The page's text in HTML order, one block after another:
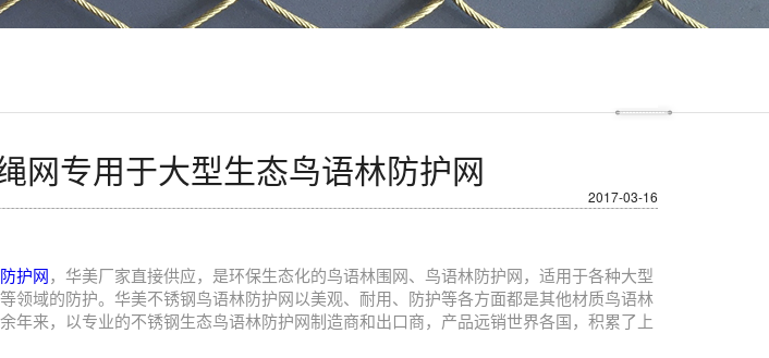
网专用于大型生态鸟语林防护网
2017-03-16
护网，华美厂家直接供应，是环保生态化的鸟语林围网、鸟语林防护网，适用于各种大型
领域的防护。华美不锈钢鸟语林防护网以美观、耐用、防护等各方面都是其他材质鸟语林
年来，以专业的不锈钢生态鸟语林防护网制造商和出口商，产品远销世界各国，积累了上